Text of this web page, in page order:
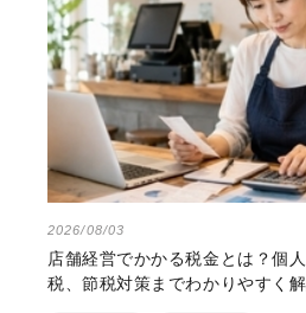
2026/08/03
店舗経営でかかる税金とは？個
税、節税対策までわかりやすく